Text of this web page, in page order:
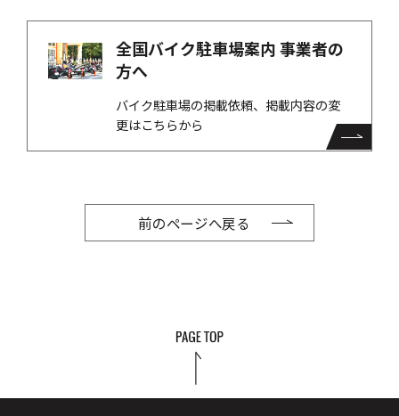
全国バイク駐車場案内 事業者の
方へ
バイク駐車場の掲載依頼、掲載内容の変
更はこちらから
前のページへ戻る